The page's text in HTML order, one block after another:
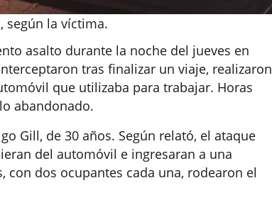
según la víctima.
asalto durante la noche del jueves en
tras finalizar un viaje, realizaron
que utilizaba para trabajar. Horas
abandonado.
Gill, de 30 años. Según relató, el ataque
del automóvil e ingresaran a una
dos ocupantes cada una, rodearon el